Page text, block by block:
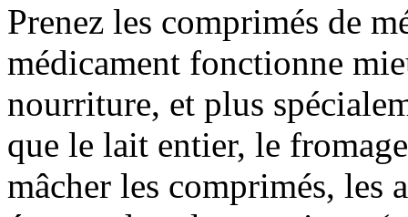
Prenez les comprimés de
médicament fonctionne
nourriture, et plus
que le lait entier, le
mâcher les comprimés, les